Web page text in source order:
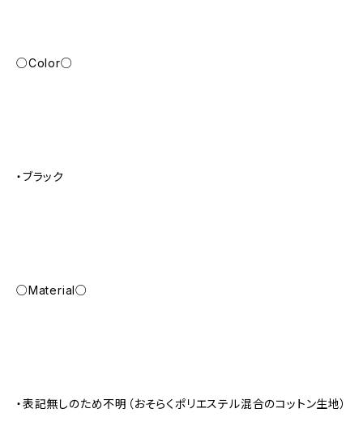
○Color○
・ブラック
○Material○
・表記無しのため不明（おそらくポリエステル混合のコットン生地）